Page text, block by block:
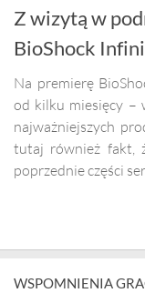
Z wizytą w
BioShock
Na premierę
od kilku miesięcy –
najważniejszych
tutaj również fakt,
poprzednie części
WSPOMNIENIA